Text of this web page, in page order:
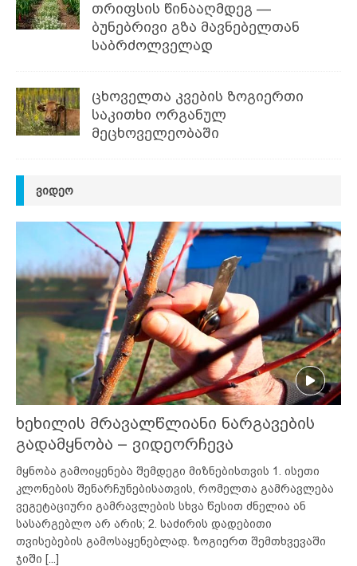
თრიფსის წინააღმდეგ —
ბუნებრივი გზა მავნებელთან
საბრძოლველად
ცხოველთა კვების ზოგიერთი
საკითხი ორგანულ
მეცხოველეობაში
ᲕᲘᲓᲔᲝ
ხეხილის მრავალწლიანი ნარგავების
გადამყნობა – ვიდეორჩევა
მყნობა გამოიყენება შემდეგი მიზნებისთვის 1. ისეთი
კლონების შენარჩუნებისათვის, რომელთა გამრავლება
ვეგეტაციური გამრავლების სხვა წესით ძნელია ან
სასარგებლო არ არის; 2. საძირის დადებითი
თვისებების გამოსაყენებლად. ზოგიერთ შემთხვევაში
ჯიში [...]